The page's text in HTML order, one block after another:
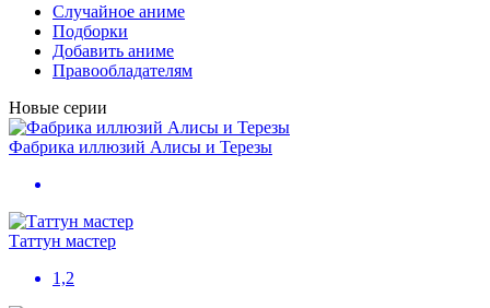
Случайное аниме
Подборки
Добавить аниме
Правообладателям
Новые серии
Фабрика иллюзий Алисы и Терезы
Таттун мастер
1,2